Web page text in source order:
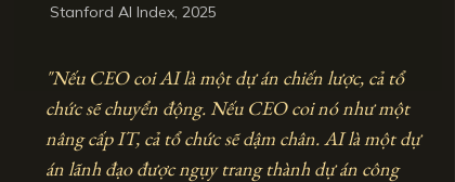
Stanford AI Index, 2025
"Nếu CEO coi AI là một dự án chiến lược, cả tổ
chức sẽ chuyển động. Nếu CEO coi nó như một
nâng cấp IT, cả tổ chức sẽ dậm chân. AI là một dự
án lãnh đạo được ngụy trang thành dự án công